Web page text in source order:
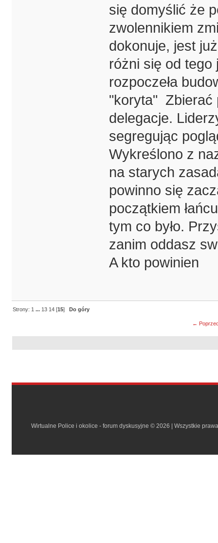
się domyślić że
zwolennikiem
dokonuje, jest
różni się od tego
rozpoczeła
"koryta" Zbierać
delegacje.
segregując
Wykreślono z
na starych
powinno się
początkiem
tym co było.
zanim oddasz
A kto powinien
Strony:1 ...13 14 [15] Do góry
←
Wirtualne Police i okolice - forum dyskusyjne © 2026 | Wszystkie